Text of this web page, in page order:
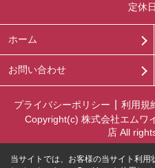
定休
ホーム
お問い合わせ
プライバシーポリシー 利用規
Copyright(c) 株式会社エム
店 All
当サイトでは、お客様の当サイト利用